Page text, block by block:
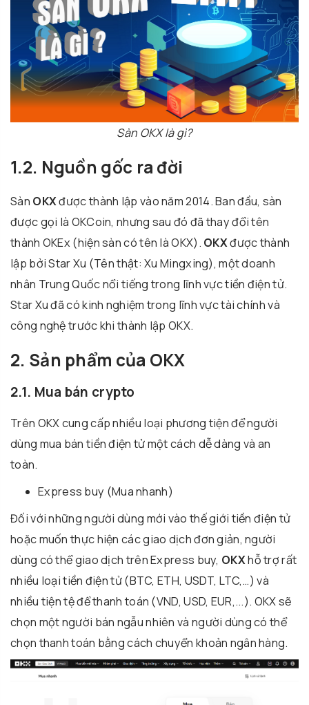
Sàn OKX là gì?
1.2. Nguồn gốc ra đời
Sàn OKXđược thành lập vào năm 2014. Ban đầu, sàn
được gọi là OKCoin, nhưng sau đó đã thay đổi tên
thành OKEx (hiện sàn có tên là OKX). OKXđược thành
lập bởi Star Xu (Tên thật: Xu Mingxing), một doanh
nhân Trung Quốc nổi tiếng trong lĩnh vực tiền điện tử.
Star Xu đã có kinh nghiệm trong lĩnh vực tài chính và
công nghệ trước khi thành lập OKX.
2. Sản phẩm của OKX
2.1. Mua bán crypto
Trên OKX cung cấp nhiều loại phương tiện để người
dùng mua bán tiền điện tử một cách dễ dàng và an
toàn.
Express buy (Mua nhanh)
Đối với những người dùng mới vào thế giới tiền điện tử
hoặc muốn thực hiện các giao dịch đơn giản, người
dùng có thể giao dịch trên Express buy, OKXhỗ trợ rất
nhiều loại tiền điện tử (BTC, ETH, USDT, LTC,…) và
nhiều tiện tệ để thanh toán (VND, USD, EUR,...). OKX sẽ
chọn một người bán ngẫu nhiên và người dùng có thể
chọn thanh toán bằng cách chuyển khoản ngân hàng.